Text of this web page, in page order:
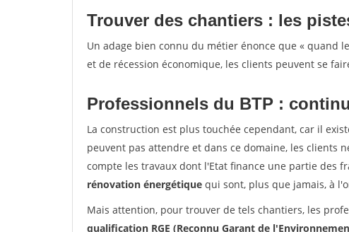
Trouver des chantiers : les
Un adage bien connu du métier énonce que « quand
et de récession économique, les clients peuvent se
Professionnels du BTP :
La construction est plus touchée cependant, car il
peuvent pas attendre et dans ce domaine, les clients
compte les travaux dont l'Etat finance une partie des
rénovation énergétique qui sont, plus que jamais, à
Mais attention, pour trouver de tels chantiers, les
qualification RGE (Reconnu Garant de